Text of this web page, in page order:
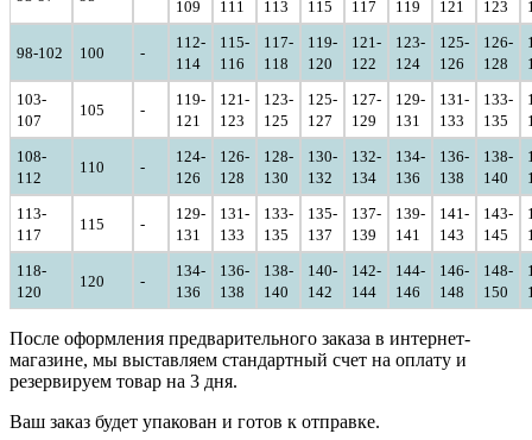
109 111 113 115 117 119 121 123
98-102 100 -
112-
114
115-
116
117-
118
119-
120
121-
122
123-
124
125-
126
126-
128
103-
107
105 -
119-
121
121-
123
123-
125
125-
127
127-
129
129-
131
131-
133
133-
135
108-
112
110 -
124-
126
126-
128
128-
130
130-
132
132-
134
134-
136
136-
138
138-
140
113-
117
115 -
129-
131
131-
133
133-
135
135-
137
137-
139
139-
141
141-
143
143-
145
118-
120
120 -
134-
136
136-
138
138-
140
140-
142
142-
144
144-
146
146-
148
148-
150
После оформления предварительного заказа в интернет-
магазине, мы выставляем стандартный счет на оплату и
резервируем товар на 3 дня.
Ваш заказ будет упакован и готов к отправке.